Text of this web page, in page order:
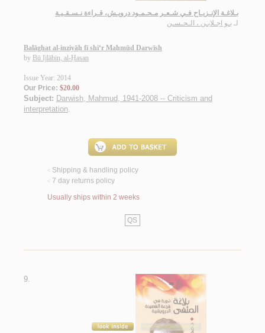
بـلاغـة الإنـزيـاح فـي شـعـر مـحـمـود درويـش، قـراءة نـسـقـيـة
لـ بـو اجـلابـن ، الـحـسـن
Balāghat al-inziyāḥ fī shi‘r Maḥmūd Darwīsh
by Bū Ijlābin, al-Ḥasan
Issue Year: 2014
Our Price: $20.00
Subject: Darwish, Mahmud, 1941-2008 -- Criticism and
interpretation.
< Shipping & handling policy
< 7 day returns policy
Usually ships within 2 weeks
QS
9.